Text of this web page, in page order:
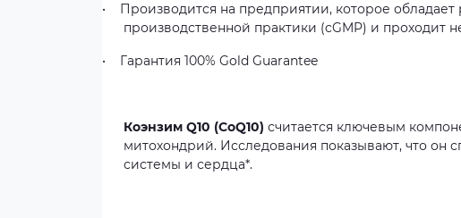
•
Производится на предприятии, которое
производственной практики (cGMP) и проходит
• Гарантия 100% Gold Guarantee
Коэнзим Q10 (CoQ10) считается ключевым
митохондрий. Исследования показывают, что он
системы и сердца*.